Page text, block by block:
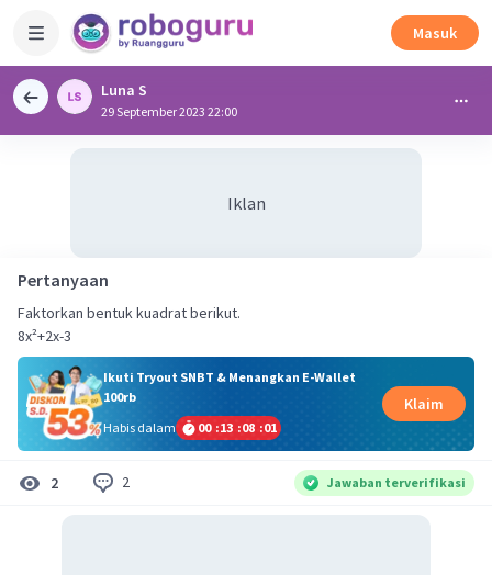
Masuk
Luna S
29 September 2023 22:00
Iklan
Pertanyaan
Faktorkan bentuk kuadrat berikut.
8x²+2x-3
Ikuti Tryout SNBT & Menangkan E-Wallet
100rb
Habis dalam
00 :13 :08 :00
Klaim
2 2 Jawaban terverifikasi